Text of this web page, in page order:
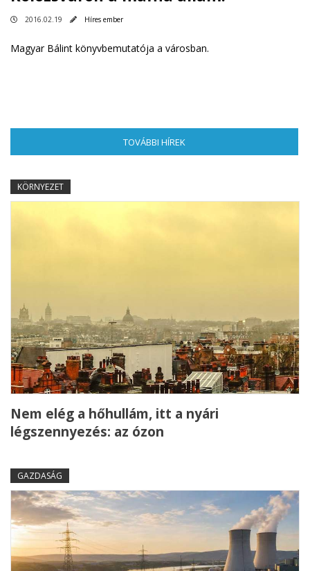
2016.02.19 Híres ember
Magyar Bálint könyvbemutatója a városban.
TOVÁBBI HÍREK
KÖRNYEZET
Nem elég a hőhullám, itt a nyári
légszennyezés: az ózon
GAZDASÁG